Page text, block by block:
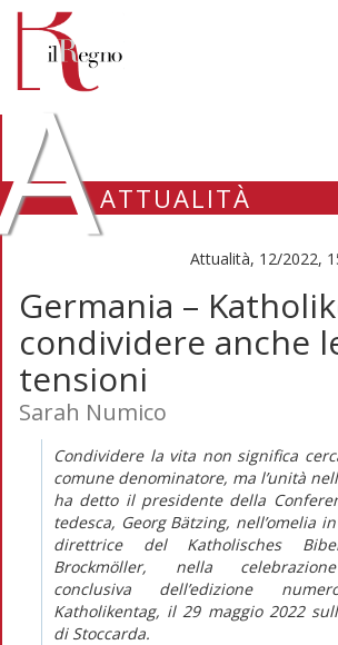
ATTUALITÀ
Attualità, 12/2022,
Germania –
condividere anche
tensioni
Sarah Numico
Condividere la vita non significa
comune denominatore, ma l’unità
ha detto il presidente della
tedesca, Georg Bätzing, nell’omelia
direttrice del Katholisches
Brockmöller, nella
conclusiva dell’edizione
Katholikentag, il 29 maggio 2022
di Stoccarda.